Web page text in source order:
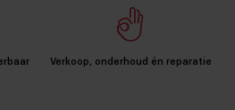
Verkoop, onderhoud én reparatie